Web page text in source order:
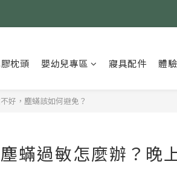
枕頭 嬰幼兒專區 寢具配件 體
好，塵蟎該如何避免？
塵蟎過敏怎麼辦？晚